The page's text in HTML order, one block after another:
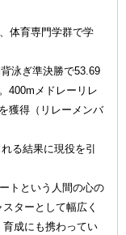
体育専門学群で学
泳ぎ準決勝で53.69
400mメドレーリレ
獲得（リレーメンバ
る結果に現役を引
トという人間の心の
ターとして幅広く
成にも携わってい